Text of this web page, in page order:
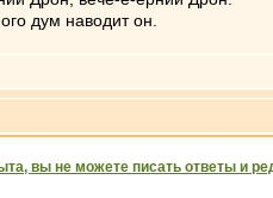
дум наводит он.